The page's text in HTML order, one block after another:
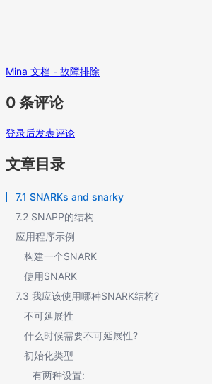
Mina 文档 - 故障排除
0 条评论
登录后发表评论
文章目录
7.1 SNARKs and snarky
7.2 SNAPP的结构
应用程序示例
构建一个SNARK
使用SNARK
7.3 我应该使用哪种SNARK结构?
不可延展性
什么时候需要不可延展性?
初始化类型
有两种设置: